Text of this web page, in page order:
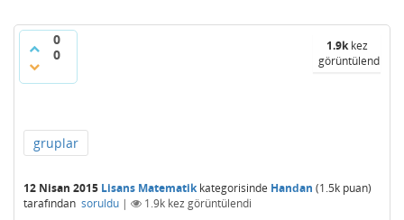
0
0
1.9kkez
görüntülendi
gruplar
12 Nisan 2015 Lisans Matematikkategorisinde Handan (1.5k puan)
tarafından soruldu | 1.9k kez görüntülendi